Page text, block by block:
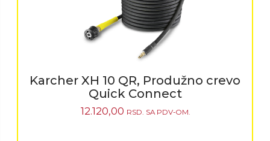
Karcher XH 10 QR, Produžno crevo
Quick Connect
12.120,00 RSD. SA PDV-OM.